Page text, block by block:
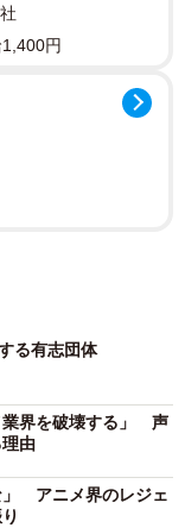
stock.adobe.com)
して、問題意識を
人以上の政治家
会見に臨んだ発
情を通じてわか
を挙げて賛同し
の『中止』を断
円
る有志団体
業界を破壊する」 声
由
」 アニメ界のレジェ